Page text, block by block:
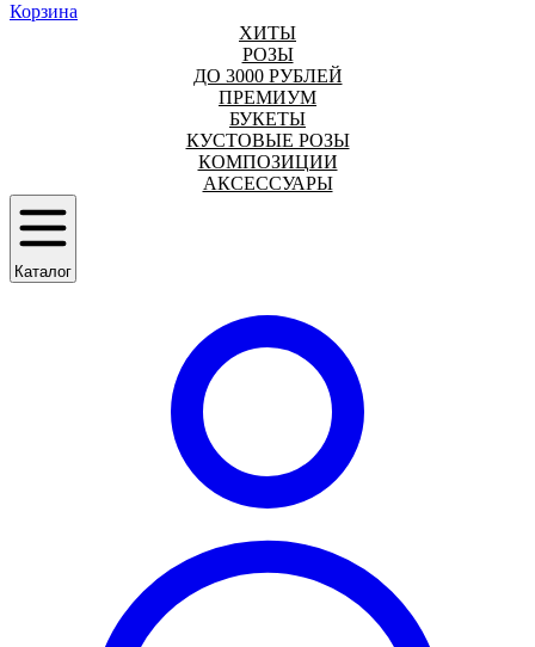
Корзина
ХИТЫ
РОЗЫ
ДО 3000 РУБЛЕЙ
ПРЕМИУМ
БУКЕТЫ
КУСТОВЫЕ РОЗЫ
КОМПОЗИЦИИ
АКСЕССУАРЫ
Каталог